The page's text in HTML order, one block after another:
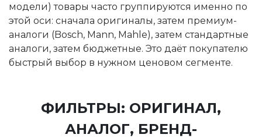
модели) товары часто группируются именно по
этой оси: сначала оригиналы, затем премиум-
аналоги (Bosch, Mann, Mahle), затем стандартные
аналоги, затем бюджетные. Это даёт покупателю
быстрый выбор в нужном ценовом сегменте.
ФИЛЬТРЫ: ОРИГИНАЛ,
АНАЛОГ, БРЕНД-